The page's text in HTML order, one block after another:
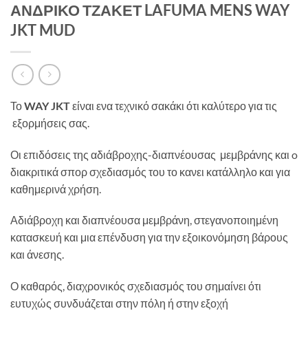
ΑΝΔΡΙΚΟ ΤΖΑΚΕΤ LAFUMA MENS WAY
JKT MUD
ΤοWAY JKTείναι ενα τεχνικό σακάκι ότι καλύτερο για τις
εξορμήσεις σας.
Οι επιδόσεις της αδιάβροχης-διαπνέουσας μεμβράνης και o
διακριτικά σπορ σχεδιασμός του το κανει κατάλληλο και για
καθημερινά χρήση.
Αδιάβροχη και διαπνέουσα μεμβράνη, στεγανοποιημένη
κατασκευή και μια επένδυση για την εξοικονόμηση βάρους
και άνεσης.
Ο καθαρός, διαχρονικός σχεδιασμός του σημαίνει ότι
ευτυχώς συνδυάζεται στην πόλη ή στην εξοχή